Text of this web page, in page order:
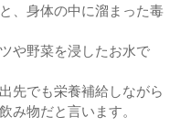
、身体の中に溜まった毒
や野菜を浸したお水で
先でも栄養補給しながら
み物だと言います。